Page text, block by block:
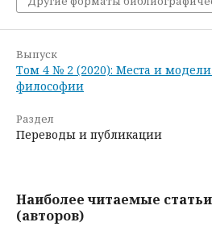
Выпуск
Том 4 № 2 (2020): Места и
философии
Раздел
Переводы и публикации
Наиболее читаемые
(авторов)